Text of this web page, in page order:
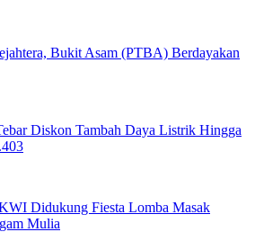
Bukit Asam (PTBA) Berdayakan
Diskon Tambah Daya Listrik Hingga
Didukung Fiesta Lomba Masak
Mulia